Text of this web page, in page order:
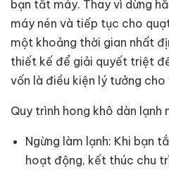
bạn tắt máy. Thay vì dừng
máy nén và tiếp tục cho
một khoảng thời gian nhất
thiết kế để giải quyết triệt
vốn là điều kiện lý tưởng cho
Quy trình hong khô dàn lạnh
Ngừng làm lạnh: Khi bạn
hoạt động, kết thúc chu